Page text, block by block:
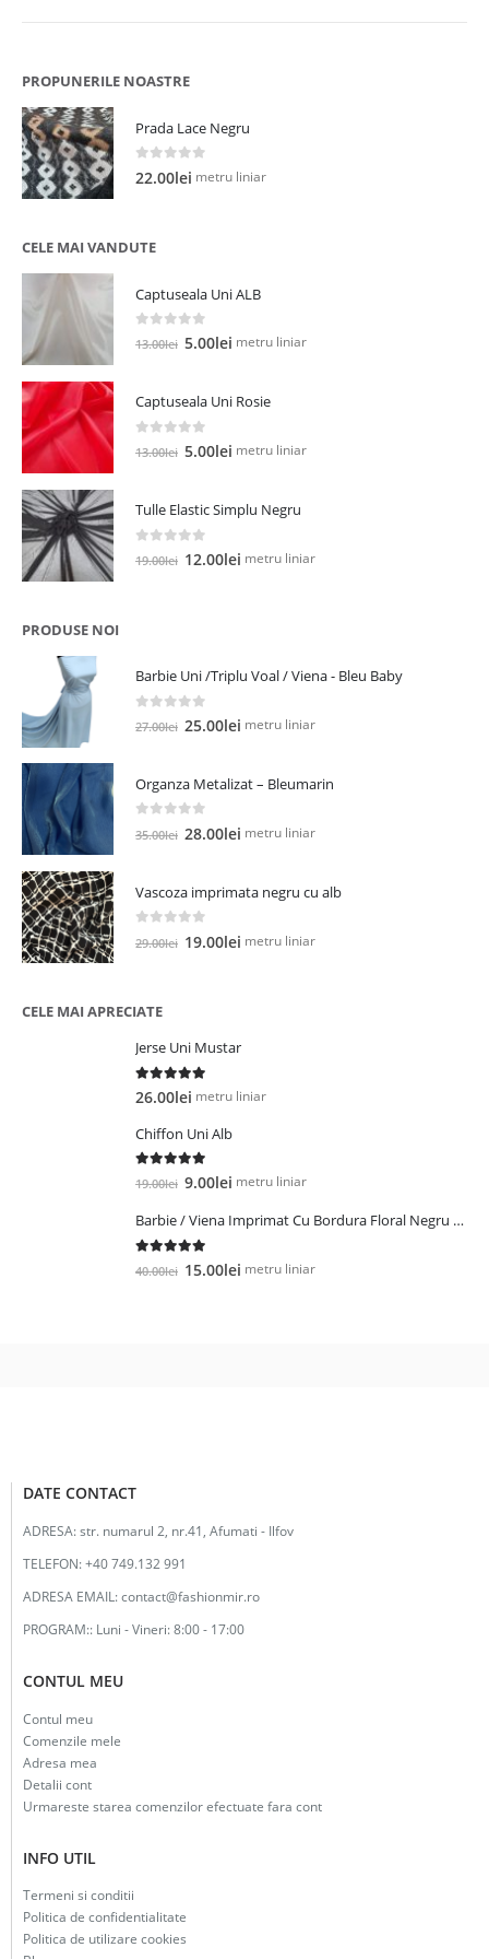
PROPUNERILE NOASTRE
Prada Lace Negru
0 out of 5
22.00lei metru liniar
CELE MAI VANDUTE
Captuseala Uni ALB
out of 5
13.00lei Prețul
fost:
13.00lei.
5.00lei Prețul
5.00lei.
metru liniar
Captuseala Uni Rosie
out of 5
13.00lei Prețul
fost:
13.00lei.
5.00lei Prețul
5.00lei.
metru liniar
Tulle Elastic Simplu Negru
out of 5
19.00lei Prețul
12.00lei Prețul
metru liniar
PRODUSE NOI
Barbie Uni /Triplu Voal / Viena - Bleu Baby
out of 5
27.00lei Prețul
fost:
27.00lei.
25.00lei Prețul
25.00lei.
metru liniar
Organza Metalizat – Bleumarin
out of 5
35.00lei Prețul
fost:
35.00lei.
28.00lei Prețul
28.00lei.
metru liniar
Vascoza imprimata negru cu alb
out of 5
29.00lei Prețul
19.00lei Prețul
metru liniar
CELE MAI APRECIATE
Jerse Uni Mustar
5.00out of 5
26.00lei metru liniar
Chiffon Uni Alb
out of 5
19.00lei Prețul
a
fost:
19.00lei.
9.00lei Prețul
este:
metru liniar
Barbie / Viena Imprimat Cu Bordura Floral Negru / Roz
out of 5
40.00lei Prețul
15.00lei Prețul
metru liniar
DATE CONTACT
ADRESA:str. numarul 2, nr.41, Afumati - Ilfov
TELEFON:+40 749.132 991
ADRESA EMAIL:contact@fashionmir.ro
PROGRAM:: Luni - Vineri: 8:00 - 17:00
CONTUL MEU
Contul meu
Comenzile mele
Adresa mea
Detalii cont
Urmareste starea comenzilor efectuate fara cont
INFO UTIL
Termeni si conditii
Politica de confidentialitate
Politica de utilizare cookies